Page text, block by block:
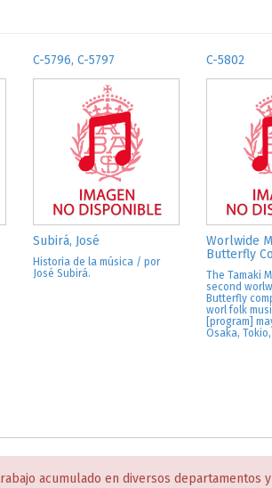
C-5796, C-5797
Subirá, José
Historia de la música / por
José Subirá.
C-5802
Worlwide
Butterfly
The Tamaki
second
Butterfly
worl folk
[program]
Osaka,
acumulado en diversos